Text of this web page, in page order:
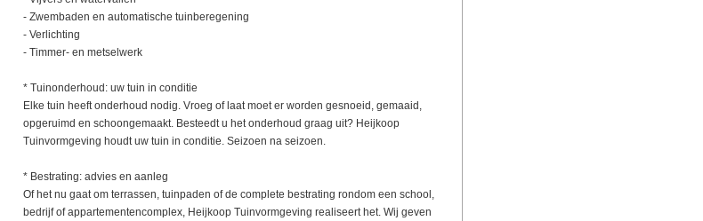
- Zwembaden en automatische tuinberegening
- Verlichting
- Timmer- en metselwerk
* Tuinonderhoud: uw tuin in conditie
Elke tuin heeft onderhoud nodig. Vroeg of laat moet er worden gesnoeid, gemaaid,
opgeruimd en schoongemaakt. Besteedt u het onderhoud graag uit? Heijkoop
Tuinvormgeving houdt uw tuin in conditie. Seizoen na seizoen.
* Bestrating: advies en aanleg
Of het nu gaat om terrassen, tuinpaden of de complete bestrating rondom een school,
bedrijf of appartementencomplex, Heijkoop Tuinvormgeving realiseert het. Wij geven